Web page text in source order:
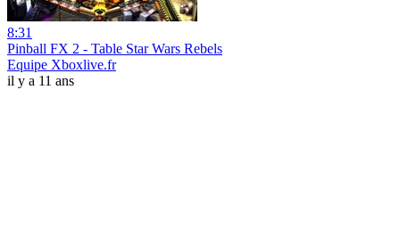
8:31
Pinball FX 2 - Table Star Wars Rebels
Equipe Xboxlive.fr
il y a 11 ans